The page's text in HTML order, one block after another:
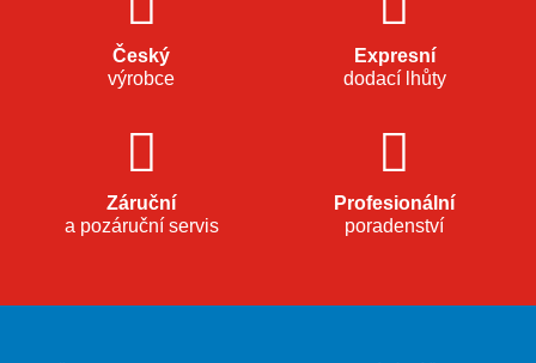
Český
výrobce
Expresní
dodací lhůty
Záruční
a pozáruční servis
Profesionální
poradenství